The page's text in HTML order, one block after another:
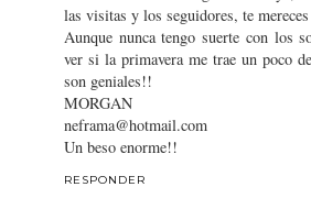
las visitas y los seguidores, te
Aunque nunca tengo suerte con los
ver si la primavera me trae un poco
son geniales!!
MORGAN
neframa@hotmail.com
Un beso enorme!!
RESPONDER